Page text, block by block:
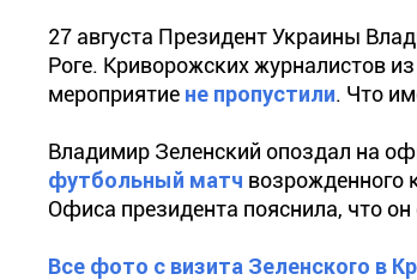
27 августа Президент Украины
Роге. Криворожских журналистов
мероприятие не пропустили. Что
Владимир Зеленский опоздал на
футбольный матч возрожденного
Офиса президента пояснила, что
Все фото с визита Зеленского в